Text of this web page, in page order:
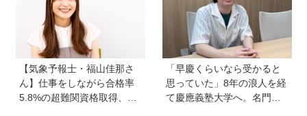
【気象予報士・福山佳那さ
ん】仕事をしながら合格率
5.8%の超難関資格取得、さ
「早慶くらいなら受かると
思っていた」8年の浪人を経
て慶應義塾大学へ。名門・